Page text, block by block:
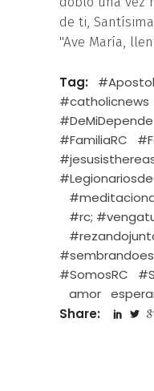
de ti,
"Ave María,
Tag:
#catholicnews
#DeMiDepende
#FamiliaRC
#rc;
#SomosRC
amor
Share: